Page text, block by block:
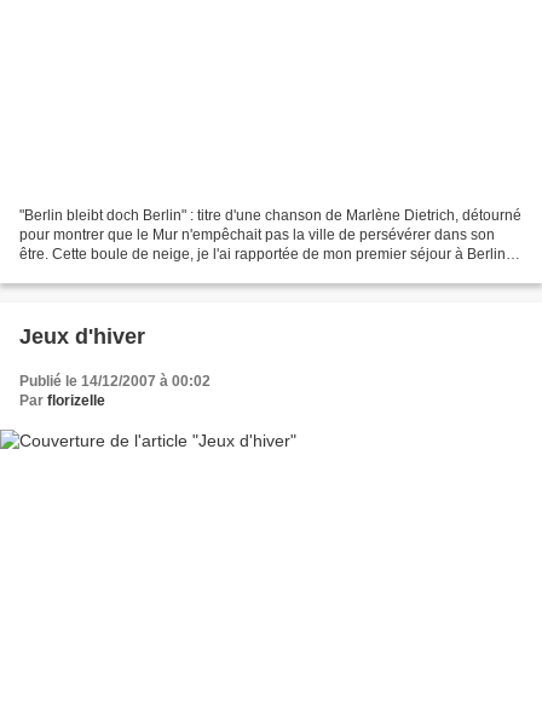
"Berlin bleibt doch Berlin" : titre d'une chanson de Marlène Dietrich, détourné
pour montrer que le Mur n'empêchait pas la ville de persévérer dans son
être. Cette boule de neige, je l'ai rapportée de mon premier séjour à Berlin,
Jeux d'hiver
Publié le 14/12/2007 à 00:02
Par florizelle